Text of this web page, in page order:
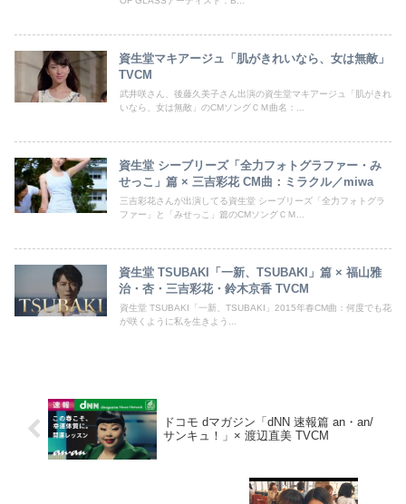
資生堂マキアージュ「肌がきれいなら、女は無敵」
TVCM
武井咲さん、後藤久美子さん出演の資生堂マキアージュ「肌がきれ
いなら、女は無敵」のCMソングＣＭ曲名：...
資生堂 シーブリーズ「全力フォトグラファー・み
せっこ」篇 × 三吉彩花 CM曲：ミラクル／miwa
三吉彩花さんが出演してる資生堂 シーブリーズ「全力フォトグラ
ファー」と「みせっこ」篇のCMソングＣＭ...
資生堂 TSUBAKI「一新、TSUBAKI」篇 × 福山雅
治・杏・三吉彩花・鈴木京香 TVCM
資生堂 TSUBAKI「一新、TSUBAKI」2015年春CM曲：何度でも花
が咲くように私を生きよう...
ドコモ dマガジン「dNN 速報篇 an・an/
サンキュ！」× 渡辺直美 TVCM